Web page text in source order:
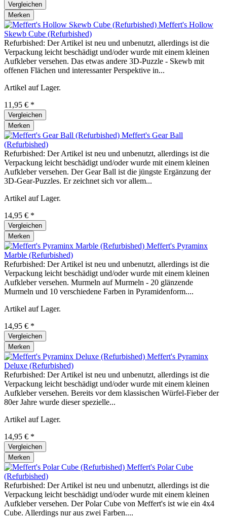
Vergleichen
Merken
Meffert's Hollow
Skewb Cube (Refurbished)
Refurbished: Der Artikel ist neu und unbenutzt, allerdings ist die
Verpackung leicht beschädigt und/oder wurde mit einem kleinen
Aufkleber versehen. Das etwas andere 3D-Puzzle - Skewb mit
offenen Flächen und interessanter Perspektive in...
Artikel auf Lager.
11,95 € *
Vergleichen
Merken
Meffert's Gear Ball
(Refurbished)
Refurbished: Der Artikel ist neu und unbenutzt, allerdings ist die
Verpackung leicht beschädigt und/oder wurde mit einem kleinen
Aufkleber versehen. Der Gear Ball ist die jüngste Ergänzung der
3D-Gear-Puzzles. Er zeichnet sich vor allem...
Artikel auf Lager.
14,95 € *
Vergleichen
Merken
Meffert's Pyraminx
Marble (Refurbished)
Refurbished: Der Artikel ist neu und unbenutzt, allerdings ist die
Verpackung leicht beschädigt und/oder wurde mit einem kleinen
Aufkleber versehen. Murmeln auf Murmeln - 20 glänzende
Murmeln und 10 verschiedene Farben in Pyramidenform....
Artikel auf Lager.
14,95 € *
Vergleichen
Merken
Meffert's Pyraminx
Deluxe (Refurbished)
Refurbished: Der Artikel ist neu und unbenutzt, allerdings ist die
Verpackung leicht beschädigt und/oder wurde mit einem kleinen
Aufkleber versehen. Bereits vor dem klassischen Würfel-Fieber der
80er Jahre wurde dieser spezielle...
Artikel auf Lager.
14,95 € *
Vergleichen
Merken
Meffert's Polar Cube
(Refurbished)
Refurbished: Der Artikel ist neu und unbenutzt, allerdings ist die
Verpackung leicht beschädigt und/oder wurde mit einem kleinen
Aufkleber versehen. Der Polar Cube von Meffert's ist wie ein 4x4
Cube. Allerdings nur aus zwei Farben....